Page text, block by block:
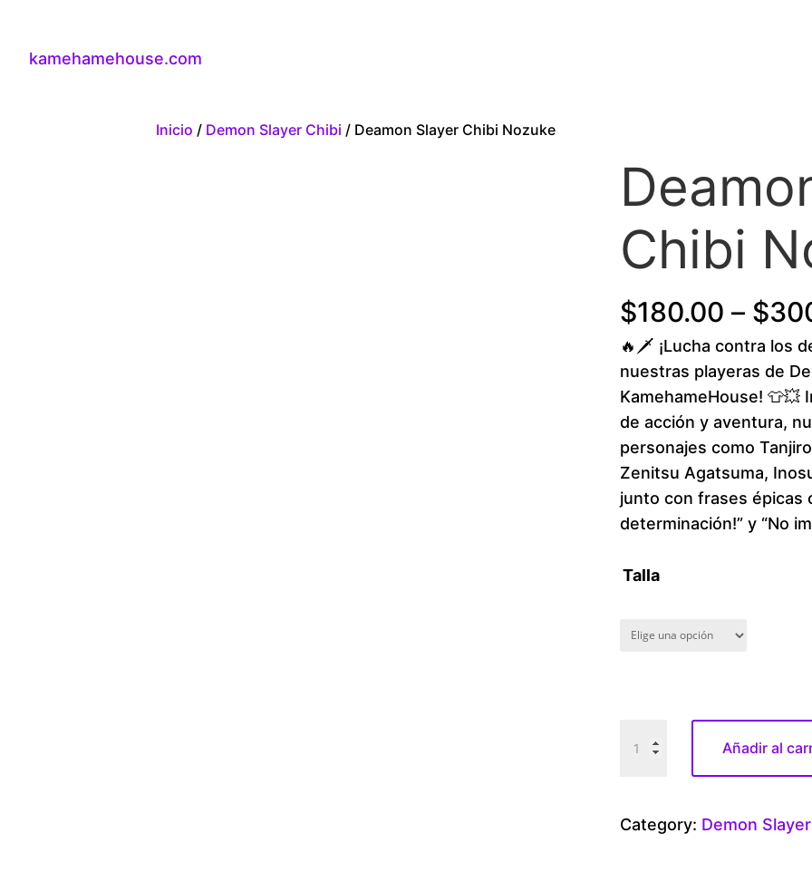
kamehamehouse.com
Inicio / Demon Slayer Chibi / Deamon Slayer Chibi Nozuke
Chibi
$180.00 – $
🔥🗡️ ¡Lucha contra los
nuestras playeras de
KamehameHouse! 👕💥
de acción y aventura,
personajes como
Zenitsu Agatsuma,
junto con frases épicas
determinación!” y “No
Talla
o
Añadir al
Category: Demon